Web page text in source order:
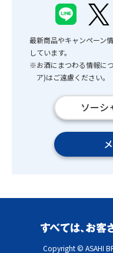
最新商品やキャンペーン
しています。
※お酒にまつわる情報に
ア)はご遠慮ください。
ソーシ
Copyright © ASAHI